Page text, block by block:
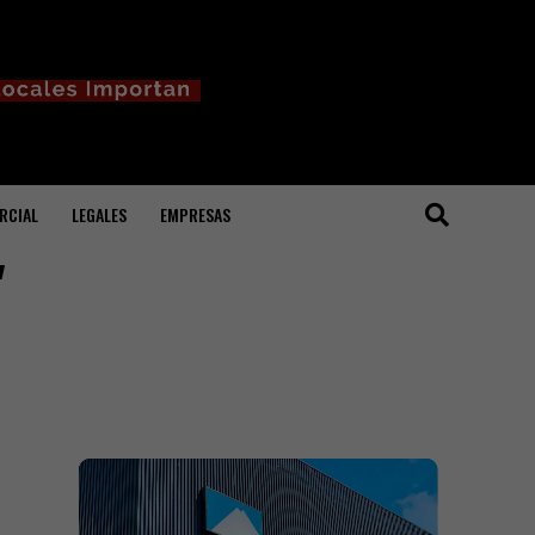
LEGALES EMPRESAS